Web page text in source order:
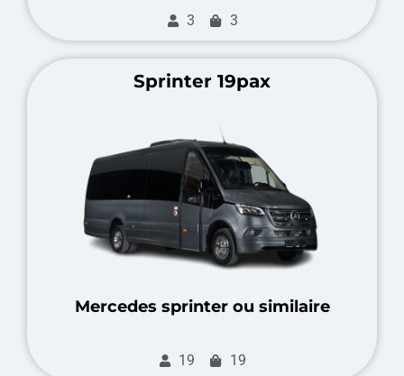
3 3
Sprinter 19pax
Mercedes sprinter ou similaire
19 19